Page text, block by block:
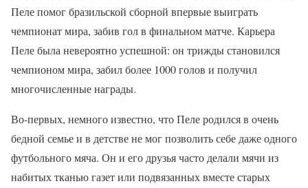
Пеле помог бразильской сборной впервые выиграть
чемпионат мира, забив гол в финальном матче. Карьера
Пеле была невероятно успешной: он трижды становился
чемпионом мира, забил более 1000 голов и получил
многочисленные награды.
Во-первых, немного известно, что Пеле родился в очень
бедной семье и в детстве не мог позволить себе даже одного
футбольного мяча. Он и его друзья часто делали мячи из
набитых тканью газет или подвязанных вместе старых